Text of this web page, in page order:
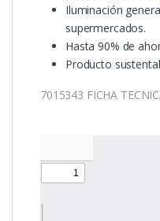
Iluminación
supermercados.
Hasta 90% de
Producto
7015343 FICHA